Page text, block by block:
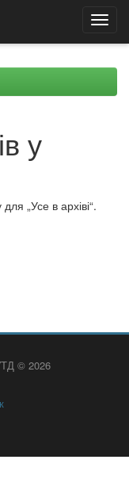
у
„Усе в архіві“.
© 2026